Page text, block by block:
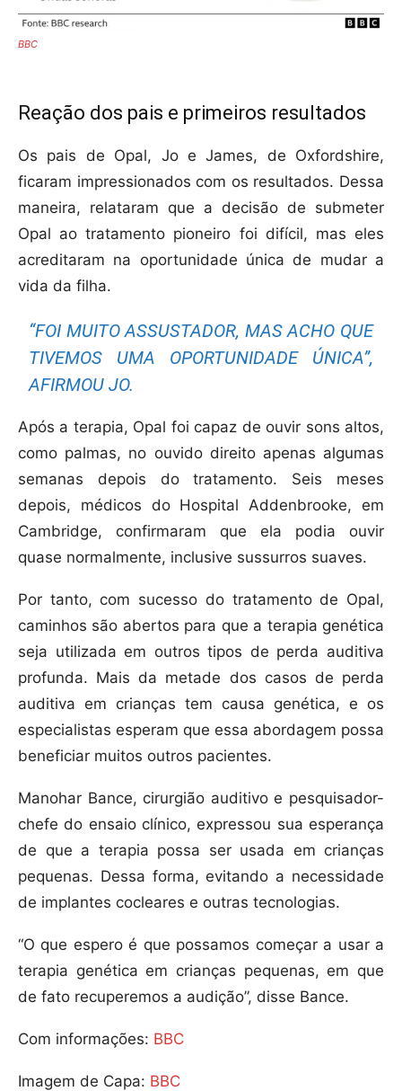
BBC
Reação dos pais e primeiros resultados
Os pais de Opal, Jo e James, de Oxfordshire,
ficaram impressionados com os resultados. Dessa
maneira, relataram que a decisão de submeter
Opal ao tratamento pioneiro foi difícil, mas eles
acreditaram na oportunidade única de mudar a
vida da filha.
“FOI MUITO ASSUSTADOR, MAS ACHO QUE
TIVEMOS UMA OPORTUNIDADE ÚNICA”,
AFIRMOU JO.
Após a terapia, Opal foi capaz de ouvir sons altos,
como palmas, no ouvido direito apenas algumas
semanas depois do tratamento. Seis meses
depois, médicos do Hospital Addenbrooke, em
Cambridge, confirmaram que ela podia ouvir
quase normalmente, inclusive sussurros suaves.
Por tanto, com sucesso do tratamento de Opal,
caminhos são abertos para que a terapia genética
seja utilizada em outros tipos de perda auditiva
profunda. Mais da metade dos casos de perda
auditiva em crianças tem causa genética, e os
especialistas esperam que essa abordagem possa
beneficiar muitos outros pacientes.
Manohar Bance, cirurgião auditivo e pesquisador-
chefe do ensaio clínico, expressou sua esperança
de que a terapia possa ser usada em crianças
pequenas. Dessa forma, evitando a necessidade
de implantes cocleares e outras tecnologias.
“O que espero é que possamos começar a usar a
terapia genética em crianças pequenas, em que
de fato recuperemos a audição”, disse Bance.
Com informações: BBC
Imagem de Capa: BBC